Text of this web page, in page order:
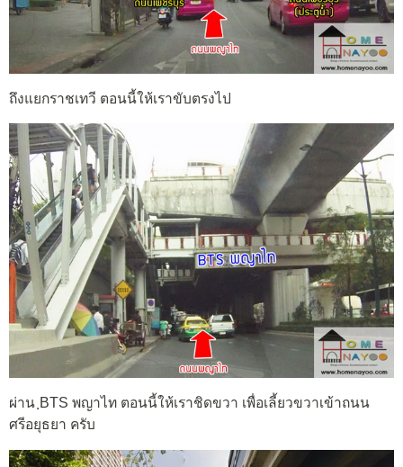
ถึงแยกราชเทวี ตอนนี้ให้เราขับตรงไป
ผ่าน ฺBTS พญาไท ตอนนี้ให้เราชิดขวา เพื่อเลี้ยวขวาเข้าถนน
ศรีอยุธยา ครับ